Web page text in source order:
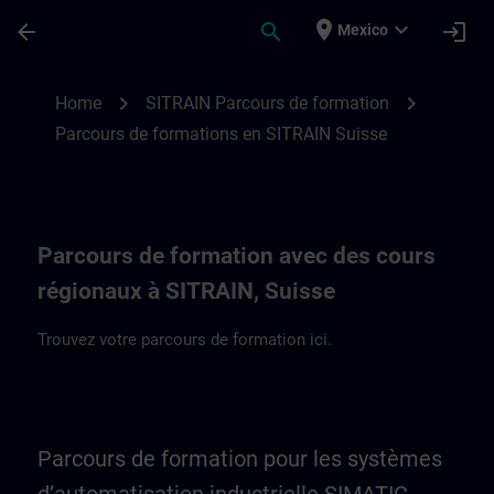
arrow_back search place Mexico expand_more login
Home chevron_right SITRAIN Parcours de formation chevron_right
Parcours de formations en SITRAIN Suisse
Parcours de formation avec des cours
régionaux à SITRAIN, Suisse
Trouvez votre parcours de formation ici.
Parcours de formation pour les systèmes